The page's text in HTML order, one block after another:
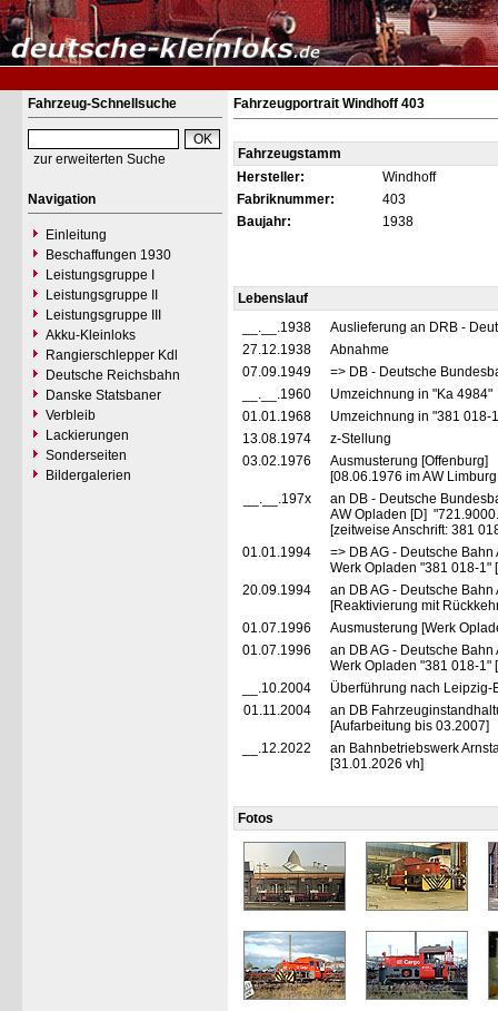
Fahrzeug-Schnellsuche
zur erweiterten Suche
Navigation
Einleitung
Beschaffungen 1930
Leistungsgruppe I
Leistungsgruppe II
Leistungsgruppe III
Akku-Kleinloks
Rangierschlepper Kdl
Deutsche Reichsbahn
Danske Statsbaner
Verbleib
Lackierungen
Sonderseiten
Bildergalerien
Fahrzeugportrait Windhoff 403
Fahrzeugstamm
Hersteller:
Windhoff
Fabriknummer:
403
Baujahr:
1938
Lebenslauf
__.__.1938
Auslieferung an DRB -
27.12.1938
Abnahme
07.09.1949
=> DB - Deutsche
__.__.1960
Umzeichnung in "Ka 4984"
01.01.1968
Umzeichnung in "381 018-
13.08.1974
z-Stellung
03.02.1976
Ausmusterung [Offenburg]
[08.06.1976 im AW
__.__.197x
an DB - Deutsche
AW Opladen [D]
[zeitweise Anschrift: 381
01.01.1994
=> DB AG - Deutsche Bahn
Werk Opladen "381 018-1"
20.09.1994
an DB AG - Deutsche
[Reaktivierung mit
01.07.1996
Ausmusterung [Werk
01.07.1996
an DB AG - Deutsche Bahn
Werk Opladen "381 018-1"
__.10.2004
Überführung nach Leipzig-
01.11.2004
an DB
[Aufarbeitung bis 03.2007]
__.12.2022
an Bahnbetriebswerk
[31.01.2026 vh]
Fotos